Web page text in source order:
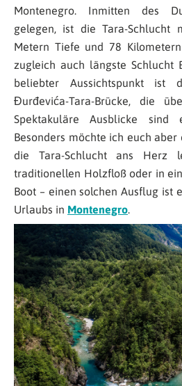
Montenegro. Inmitten des
gelegen, ist die Tara-Schlucht
Metern Tiefe und 78
zugleich auch längste Schlucht
beliebter Aussichtspunkt
Đurđevića-Tara-Brücke, die
Spektakuläre Ausblicke sind
Besonders möchte ich euch
die Tara-Schlucht ans Herz
traditionellen Holzfloß oder in
Boot – einen solchen Ausflug ist
Urlaubs in Montenegro.